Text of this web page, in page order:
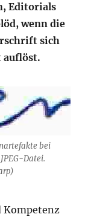
Edi­to­ri­als
wenn die
sich
auflöst.
bei
Datei.
Kom­pe­tenz